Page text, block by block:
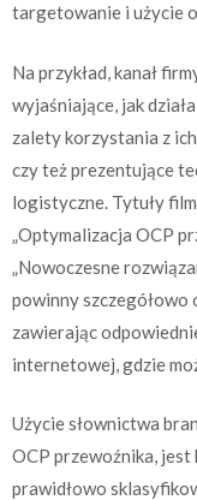
targetowanie i użycie
Na przykład, kanał
wyjaśniające, jak
zalety korzystania z
czy też prezentujące
logistyczne. Tytuły
„Optymalizacja OCP
„Nowoczesne
powinny szczegółowo
zawierając
internetowej, gdzie
Użycie słownictwa
OCP przewoźnika, jest
prawidłowo